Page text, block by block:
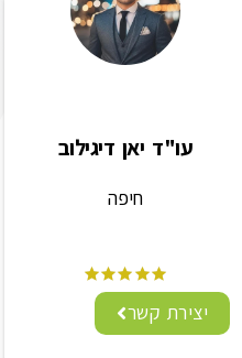
עו"ד יאן דיגילוב
חיפה
יצירת קשר